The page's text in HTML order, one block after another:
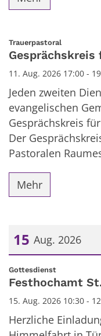
Trauerpastoral
Gesprächskreis
11. Aug. 2026 17:00 -
Jeden zweiten
evangelischen
Gesprächskreis
Der
Pastoralen
Mehr
15 Aug. 2026
Datum: 15. August
Gottesdienst:
Festhochamt
15. Aug. 2026 10:30 -
Herzliche